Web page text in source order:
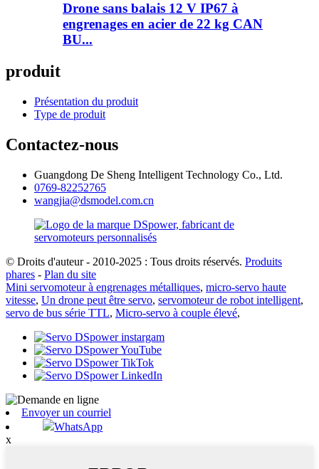
Drone sans balais 12 V IP67 à
engrenages en acier de 22 kg CAN
BU...
produit
Présentation du produit
Type de produit
Contactez-nous
Guangdong De Sheng Intelligent Technology Co., Ltd.
0769-82252765
wangjia@dsmodel.com.cn
© Droits d'auteur - 2010-2025 : Tous droits réservés. Produits
phares - Plan du site
Mini servomoteur à engrenages métalliques, micro-servo haute
vitesse, Un drone peut être servo, servomoteur de robot intelligent,
servo de bus série TTL, Micro-servo à couple élevé,
Envoyer un courriel
WhatsApp
x